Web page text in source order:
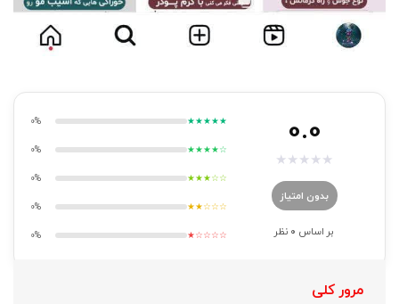
0.0
★
★
★
★
★
بدون امتیاز
بر اساس 0 نظر
★★★★★
0%
★★★★☆
0%
★★★☆☆
0%
★★☆☆☆
0%
★☆☆☆☆
0%
مرور کلی